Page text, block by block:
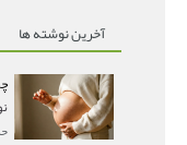
آخرین نوشته ها